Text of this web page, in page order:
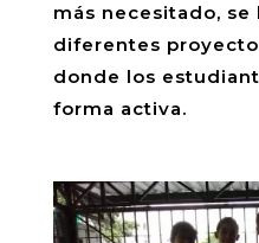
más necesitado,
diferentes
donde los
forma activa.